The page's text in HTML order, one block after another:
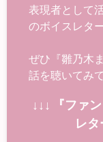
表現者として
のボイスレタ
ぜひ『雛乃木
話を聴いてみ
↓↓↓ 『ファ
レ